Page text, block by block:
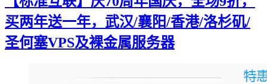
买两年送一年，武汉/襄阳/香港/洛杉矶/
圣何塞VPS及裸金属服务器